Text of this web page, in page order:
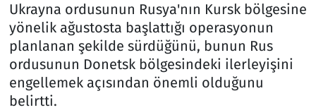
Ukrayna ordusunun Rusya'nın Kursk bölgesine
yönelik ağustosta başlattığı operasyonun
planlanan şekilde sürdüğünü, bunun Rus
ordusunun Donetsk bölgesindeki ilerleyişini
engellemek açısından önemli olduğunu
belirtti.
Memur ve Kamu
Otomobil
Oyun